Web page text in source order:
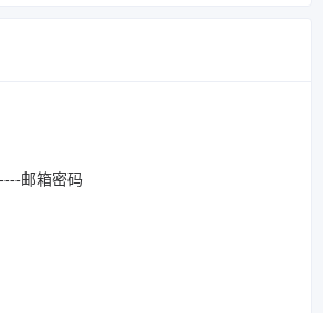
邮箱密码